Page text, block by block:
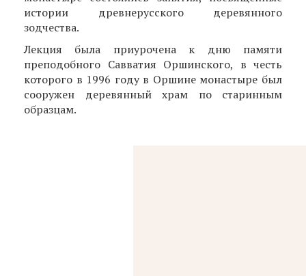
истории древнерусского деревянного
зодчества.
Лекция была приурочена к дню памяти
преподобного Савватия Оршинского, в честь
которого в 1996 году в Оршине монастыре был
сооружен деревянный храм по старинным
образцам.